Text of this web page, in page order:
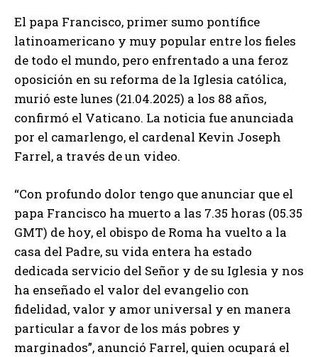
El papa Francisco, primer sumo pontífice
latinoamericano y muy popular entre los fieles
de todo el mundo, pero enfrentado a una feroz
oposición en su reforma de la Iglesia católica,
murió este lunes (21.04.2025) a los 88 años,
confirmó el Vaticano. La noticia fue anunciada
por el camarlengo, el cardenal Kevin Joseph
Farrel, a través de un video.
“Con profundo dolor tengo que anunciar que el
papa Francisco ha muerto a las 7.35 horas (05.35
GMT) de hoy, el obispo de Roma ha vuelto a la
casa del Padre, su vida entera ha estado
dedicada servicio del Señor y de su Iglesia y nos
ha enseñado el valor del evangelio con
fidelidad, valor y amor universal y en manera
particular a favor de los más pobres y
marginados”, anunció Farrel, quien ocupará el